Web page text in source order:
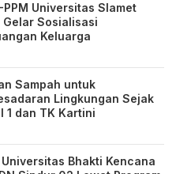
Universitas Slamet
Sosialisasi
Keluarga
Sampah untuk
Lingkungan Sejak
1 dan TK Kartini
Bhakti Kencana